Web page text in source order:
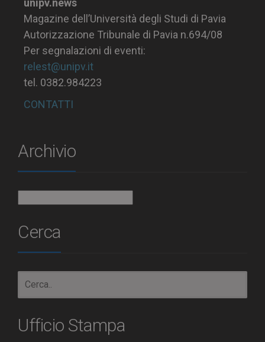
unipv.news
Magazine dell’Università degli Studi di Pavia
Autorizzazione Tribunale di Pavia n.694/08
Per segnalazioni di eventi:
relest@unipv.it
tel. 0382.984223
CONTATTI
Archivio
Cerca
Ufficio Stampa